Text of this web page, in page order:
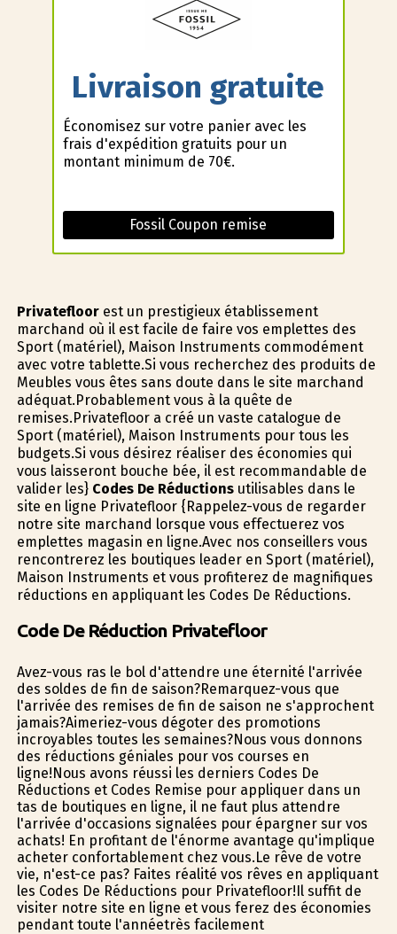
Livraison gratuite
Économisez sur votre panier avec les
frais d'expédition gratuits pour un
montant minimum de 70€.
Fossil Coupon remise
Privatefloorest un prestigieux établissement
marchand où il est facile de faire vos emplettes des
Sport (matériel), Maison Instruments commodément
avec votre tablette.Si vous recherchez des produits de
Meubles vous êtes sans doute dans le site marchand
adéquat.Probablement vous à la quête de
remises.Privatefloor a créé un vaste catalogue de
Sport (matériel), Maison Instruments pour tous les
budgets.Si vous désirez réaliser des économies qui
vous laisseront bouche bée, il est recommandable de
valider les} Codes De Réductionsutilisables dans le
site en ligne Privatefloor {Rappelez-vous de regarder
notre site marchand lorsque vous effectuerez vos
emplettes magasin en ligne.Avec nos conseillers vous
rencontrerez les boutiques leader en Sport (matériel),
Maison Instruments et vous profiterez de magnifiques
réductions en appliquant les Codes De Réductions.
Code De Réduction Privatefloor
Avez-vous ras le bol d'attendre une éternité l'arrivée
des soldes de fin de saison?Remarquez-vous que
l'arrivée des remises de fin de saison ne s'approchent
jamais?Aimeriez-vous dégoter des promotions
incroyables toutes les semaines?Nous vous donnons
des réductions géniales pour vos courses en
ligne!Nous avons réussi les derniers Codes De
Réductions et Codes Remise pour appliquer dans un
tas de boutiques en ligne, il ne faut plus attendre
l'arrivée d'occasions signalées pour épargner sur vos
achats! En profitant de l'énorme avantage qu'implique
acheter confortablement chez vous.Le rêve de votre
vie, n'est-ce pas? Faites réalité vos rêves en appliquant
les Codes De Réductions pour Privatefloor!Il suffit de
visiter notre site en ligne et vous ferez des économies
pendant toute l'annéetrès facilement